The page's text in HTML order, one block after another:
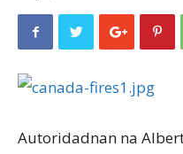
Autoridadnan na